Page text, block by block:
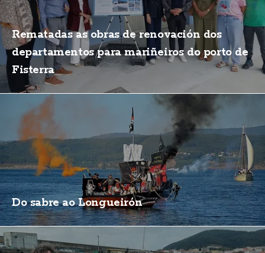
Rematadas as obras de renovación dos
departamentos para mariñeiros do porto de
Fisterra
Do sabre ao Longueirón